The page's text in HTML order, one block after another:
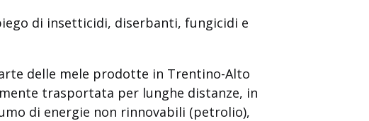
di insetticidi, diserbanti, fungicidi e
delle mele prodotte in Trentino-Alto
trasportata per lunghe distanze, in
di energie non rinnovabili (petrolio),